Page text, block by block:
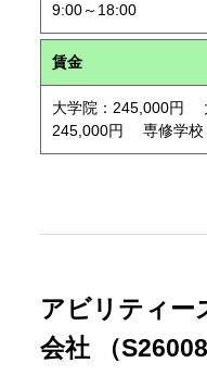
9:00～18:00
賃金
大学院：245,000円
245,000円 専修学校
アビリティー
会社 （